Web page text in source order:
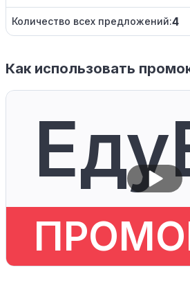
Количество всех предложений:4
Как использовать